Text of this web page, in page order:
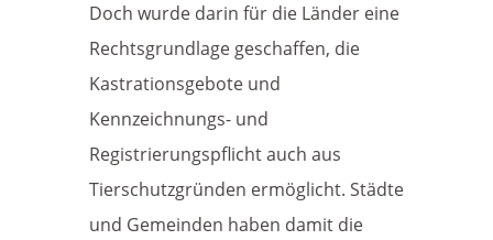
Doch wurde darin für die Länder eine
Rechtsgrundlage geschaffen, die
Kastrationsgebote und
Kennzeichnungs- und
Registrierungspflicht auch aus
Tierschutzgründen ermöglicht. Städte
und Gemeinden haben damit die